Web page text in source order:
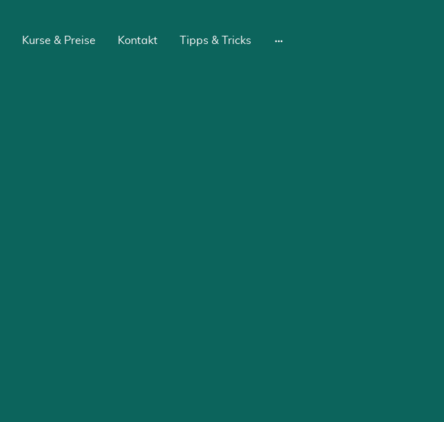
Kurse & Preise Kontakt Tipps & Tricks